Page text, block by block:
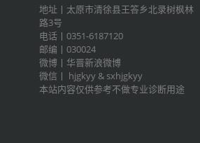
地址丨太原市清徐县王答乡北录树枫林
路3号
电话丨0351-6187120
邮编丨030024
微博丨 华晋新浪微博
微信丨 hjgkyy & sxhjgkyy
本站内容仅供参考不做专业诊断用途